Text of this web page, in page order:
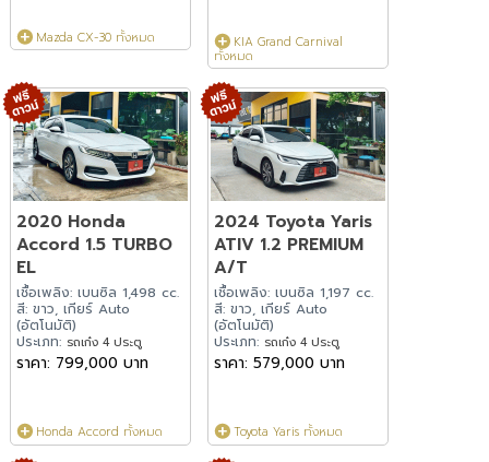
Mazda CX-30 ทั้งหมด KIA Grand Carnival
ทั้งหมด
2020 Honda
Accord 1.5 TURBO
EL
เชื้อเพลิง: เบนซิล 1,498 cc.
สี: ขาว, เกียร์ Auto
(อัตโนมัติ)
ประเภท: รถเก๋ง 4 ประตู
ราคา: 799,000 บาท
Honda Accord ทั้งหมด
2024 Toyota Yaris
ATIV 1.2 PREMIUM
A/T
เชื้อเพลิง: เบนซิล 1,197 cc.
สี: ขาว, เกียร์ Auto
(อัตโนมัติ)
ประเภท: รถเก๋ง 4 ประตู
ราคา: 579,000 บาท
Toyota Yaris ทั้งหมด